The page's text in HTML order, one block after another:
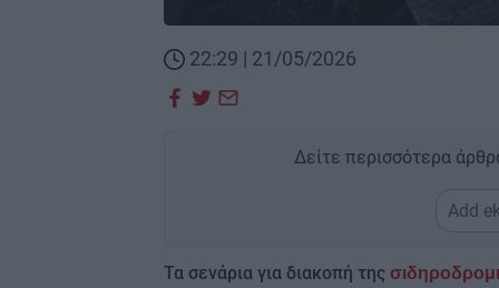
22:29 | 21/05/2026
Δείτε περισσότερα
Add
Τα σενάρια για διακοπή της